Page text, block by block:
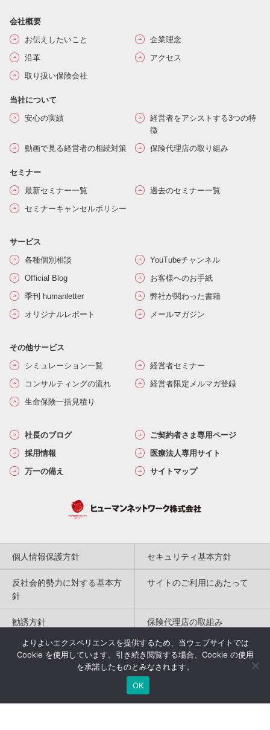
会社概要
お伝えしたいこと
企業理念
沿革
アクセス
取り扱い保険会社
当社について
安心の実績
経営者をアシストする3つの特
徴
動画で見る経営者の相続対策
保険代理店の取り組み
セミナー
最新セミナー一覧
過去のセミナー一覧
セミナーキャンセルポリシー
サービス
各種個別相談
YouTubeチャンネル
Official Blog
お客様へのお手紙
季刊 humanletter
弊社が関わった書籍
オリジナルレポート
メールマガジン
その他サービス
シミュレーション一覧
経営者セミナー
コンサルティングの流れ
経営者限定メルマガ登録
生命保険一括見積り
社長のブログ
ご契約者さま専用ページ
採用情報
医療法人専用サイト
万一の備え
サイトマップ
個人情報保護方針 セキュリティ基本方針
反社会的勢力に対する基本方
針
サイトのご利用にあたって
勧誘方針 保険代理店の取組み
特定商取引法に基づく表記
Copyright(c) 2004-2026
Humannetwork Inc. All rights reserved.
よりよいエクスペリエンスを提供するため、当ウェブサイトでは
Cookie を使用しています。引き続き閲覧する場合、Cookie の使用
を承諾したものとみなされます。
OK